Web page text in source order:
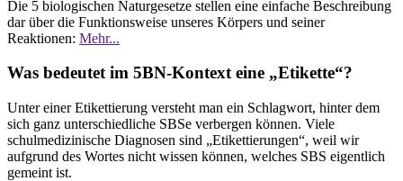
Die 5 biologischen Naturgesetze stellen eine einfache Beschreibung
dar über die Funktionsweise unseres Körpers und seiner
Reaktionen: Mehr...
Was bedeutet im 5BN-Kontext eine „Etikette“?
Unter einer Etikettierung versteht man ein Schlagwort, hinter dem
sich ganz unterschiedliche SBSe verbergen können. Viele
schulmedizinische Diagnosen sind „Etikettierungen“, weil wir
aufgrund des Wortes nicht wissen können, welches SBS eigentlich
gemeint ist.